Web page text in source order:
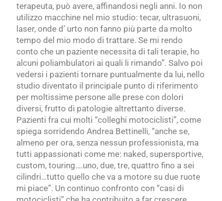
terapeuta, può avere, affinandosi negli anni. Io non
utilizzo macchine nel mio studio: tecar, ultrasuoni,
laser, onde d’ urto non fanno più parte da molto
tempo del mio modo di trattare. Se mi rendo
conto che un paziente necessita di tali terapie, ho
alcuni poliambulatori ai quali li rimando”. Salvo poi
vedersi i pazienti tornare puntualmente da lui, nello
studio diventato il principale punto di riferimento
per moltissime persone alle prese con dolori
diversi, frutto di patologie altrettanto diverse.
Pazienti fra cui molti “colleghi motociclisti”, come
spiega sorridendo Andrea Bettinelli, “anche se,
almeno per ora, senza nessun professionista, ma
tutti appassionati come me: naked, supersportive,
custom, touring….uno, due, tre, quattro fino a sei
cilindri…tutto quello che va a motore su due ruote
mi piace”. Un continuo confronto con “casi di